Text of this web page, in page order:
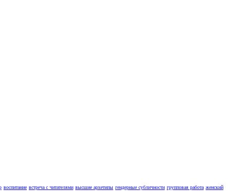
воспитание встреча с читателями высшие архетипы гендерные субличности групповая работа женский